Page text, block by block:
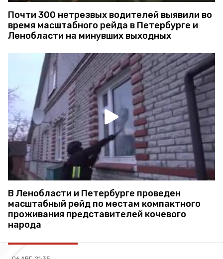
Почти 300 нетрезвых водителей выявили во
время масштабного рейда в Петербурге и
Ленобласти на минувших выходных
В Ленобласти и Петербурге проведен
масштабный рейд по местам компактного
проживания представителей кочевого
народа